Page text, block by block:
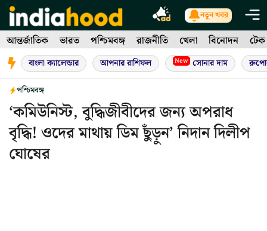
Skip
to
content
নতুন খবর
আন্তর্জাতিক ভারত পশ্চিমবঙ্গ রাজনীতি খেলা বিনোদন টেক
বাংলা ক্যালেন্ডার আপনার রাশিফল New সোনার দাম
পশ্চিমবঙ্গ
‘কমিউনিস্ট, বুদ্ধিজীবীদের জন্য অপরাধ
বৃদ্ধি! ওদের মাথায় ডিম ছুঁড়ুন’ নিদান দিলীপ
ঘোষের